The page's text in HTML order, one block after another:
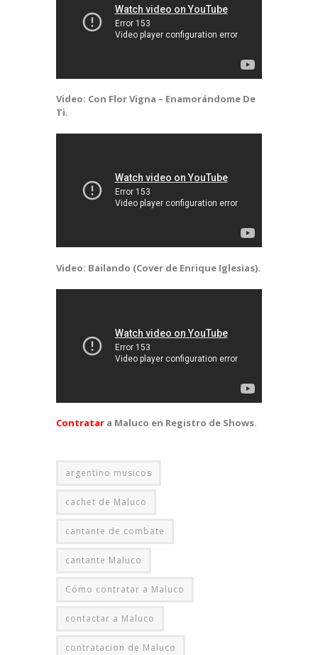
Video: Con Flor Vigna – Enamorándome De
Ti.
Video: Bailando (Cover de Enrique Iglesias).
Contratar a Maluco en Registro de Shows.
argentino musicos
cachet de Maluco
cantante de combate
cantante Maluco
Cómo contratar a Maluco
contactar a Maluco
contratacion de Maluco